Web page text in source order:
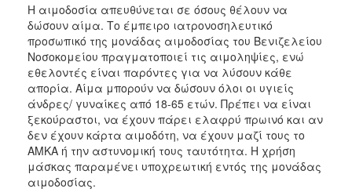
Η αιμοδοσία απευθύνεται σε όσους θέλουν να
δώσουν αίμα. Το έμπειρο ιατρονοσηλευτικό
προσωπικό της μονάδας αιμοδοσίας του Βενιζελείου
Νοσοκομείου πραγματοποιεί τις αιμοληψίες, ενώ
εθελοντές είναι παρόντες για να λύσουν κάθε
απορία. Αίμα μπορούν να δώσουν όλοι οι υγιείς
άνδρες/ γυναίκες από 18-65 ετών. Πρέπει να είναι
ξεκούραστοι, να έχουν πάρει ελαφρύ πρωινό και αν
δεν έχουν κάρτα αιμοδότη, να έχουν μαζί τους το
ΑΜΚΑ ή την αστυνομική τους ταυτότητα. Η χρήση
μάσκας παραμένει υποχρεωτική εντός της μονάδας
αιμοδοσίας.